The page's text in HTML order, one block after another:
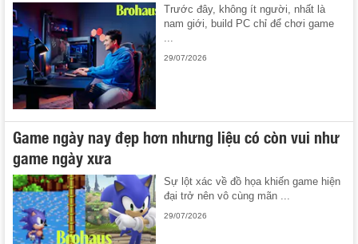
Trước đây, không ít người, nhất là
nam giới, build PC chỉ để chơi game
29/07/2026
Game ngày nay đẹp hơn nhưng liệu có còn vui như
game ngày xưa
Sự lột xác về đồ họa khiến game hiện
đại trở nên vô cùng mãn ...
29/07/2026